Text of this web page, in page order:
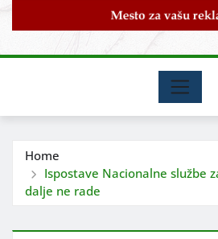
Home
Ispostave Nacionalne službe
dalje ne rade